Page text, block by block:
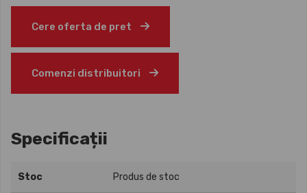
Cere oferta de pret
Comenzi distribuitori
Specificații
Stoc Produs de stoc